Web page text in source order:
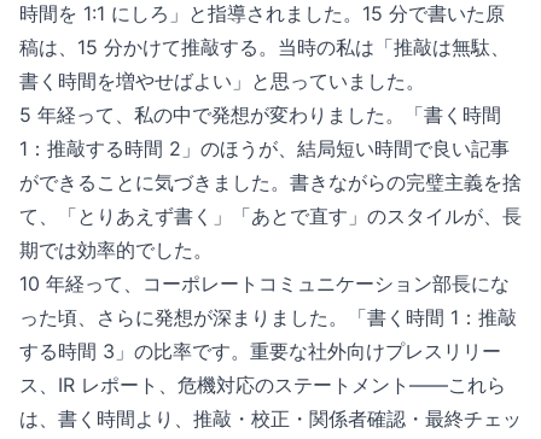
時間を 1:1 にしろ」と指導されました。15 分で書いた原
稿は、15 分かけて推敲する。当時の私は「推敲は無駄、
書く時間を増やせばよい」と思っていました。
5 年経って、私の中で発想が変わりました。「書く時間
1：推敲する時間 2」のほうが、結局短い時間で良い記事
ができることに気づきました。書きながらの完璧主義を捨
て、「とりあえず書く」「あとで直す」のスタイルが、長
期では効率的でした。
10 年経って、コーポレートコミュニケーション部長にな
った頃、さらに発想が深まりました。「書く時間 1：推敲
する時間 3」の比率です。重要な社外向けプレスリリー
ス、IR レポート、危機対応のステートメント——これら
は、書く時間より、推敲・校正・関係者確認・最終チェッ